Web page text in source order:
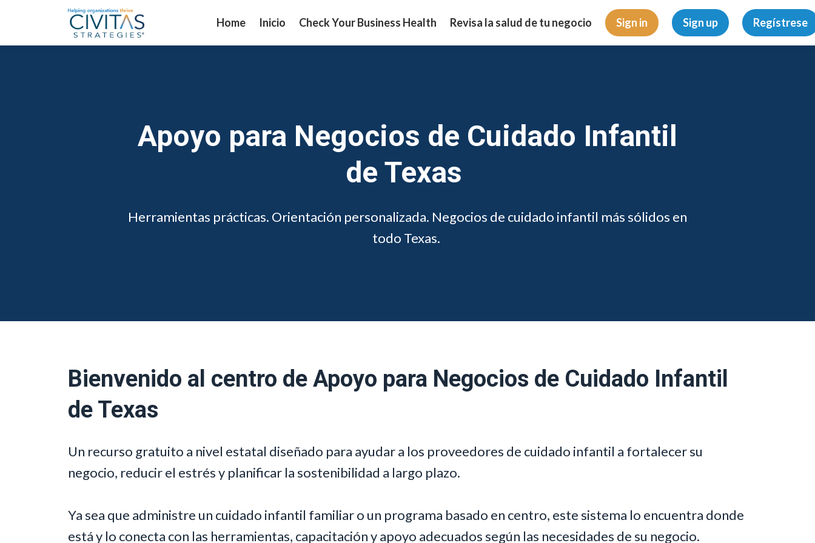
Home Inicio Check Your Business Health Revisa la salud de tu negocio Sign in Sign up Regístrese
Apoyo para Negocios de Cuidado Infantil
de Texas
Herramientas prácticas. Orientación personalizada. Negocios de cuidado infantil más sólidos en
todo Texas.
Bienvenido al centro de Apoyo para Negocios de Cuidado Infantil
de Texas
Un recurso gratuito a nivel estatal diseñado para ayudar a los proveedores de cuidado infantil a fortalecer su
negocio, reducir el estrés y planificar la sostenibilidad a largo plazo.
Ya sea que administre un cuidado infantil familiar o un programa basado en centro, este sistema lo encuentra donde
está y lo conecta con las herramientas, capacitación y apoyo adecuados según las necesidades de su negocio.